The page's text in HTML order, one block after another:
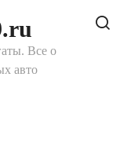
Все о
авто